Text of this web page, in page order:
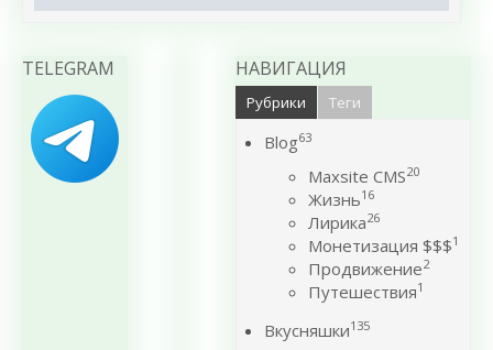
TELEGRAM НАВИГАЦИЯ
Рубрики Теги
Blog63
Maxsite CMS20
Жизнь16
Лирика26
Монетизация $$$1
Продвижение2
Путешествия1
Вкусняшки135